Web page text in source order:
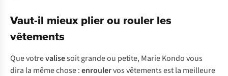
Vaut-il mieux plier ou rouler les
vêtements
Que votrevalisesoit grande ou petite, Marie Kondo vous
dira la même chose :enroulervos vêtements est la meilleure